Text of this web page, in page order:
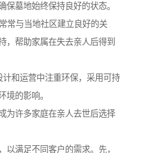
保墓地始终保持良好的状态。
常与当地社区建立良好的关
，帮助家属在失去亲人后得到
计和运营中注重环保，采用可持
境的影响。
为许多家庭在亲人去世后选择
以满足不同客户的需求。先，